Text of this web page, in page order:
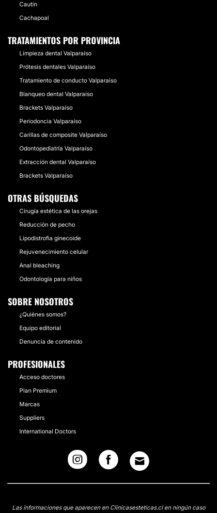
Cautín
Cachapoal
TRATAMIENTOS POR PROVINCIA
Limpieza dental Valparaíso
Prótesis dentales Valparaíso
Tratamiento de conducto Valparaíso
Blanqueo dental Valparaíso
Brackets Valparaíso
Periodoncia Valparaíso
Carillas de composite Valparaíso
Odontopediatría Valparaíso
Extracción dental Valparaíso
Brackets Valparaíso
OTRAS BÚSQUEDAS
Cirugía estética de las orejas
Reducción de pecho
Lipodistrofia ginecoide
Rejuvenecimiento celular
Anal bleaching
Odontología para niños
SOBRE NOSOTROS
¿Quiénes somos?
Equipo editorial
Denuncia de contenido
PROFESIONALES
Acceso doctores
Plan Premium
Marcas
Suppliers
International Doctors
Las informaciones que aparecen en Clinicasesteticas.cl en ningún caso